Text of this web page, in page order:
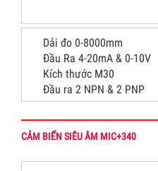
Dải đo 0-8000mm
Đầu Ra 4-20mA & 0-10V
Kích thước M30
Đầu ra 2 NPN & 2 PNP
CẢM BIẾN SIÊU ÂM MIC+340